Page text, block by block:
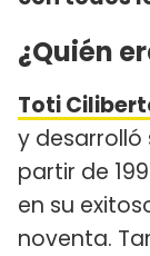
¿Quién
Toti
y
partir de
en su
noventa.